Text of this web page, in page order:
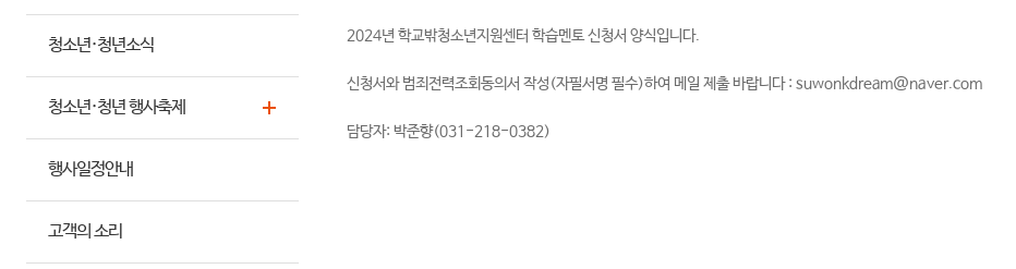
청소년·청년소식
청소년·청년 행사축제
행사일정안내
고객의 소리
2024년 학교밖청소년지원센터 학습멘토 신청서 양식입니다.
신청서와 범죄전력조회동의서 작성(자필서명 필수)하여 메일 제출 바랍니다 : suwonkdream@naver.com
담당자: 박준향(031-218-0382)